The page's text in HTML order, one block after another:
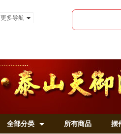
更多导航
全部分类 所有商品 摆